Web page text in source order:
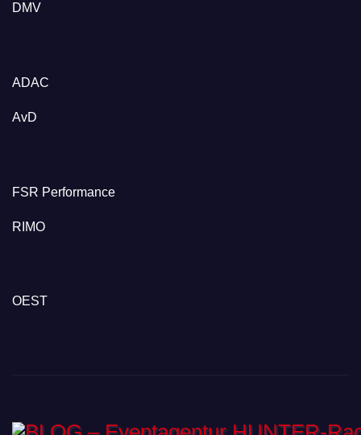
DMV
ADAC
AvD
FSR Performance
RIMO
OEST